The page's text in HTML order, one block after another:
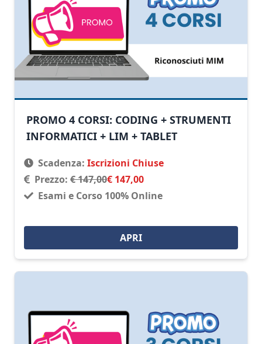
PROMO 4 CORSI: CODING + STRUMENTI
INFORMATICI + LIM + TABLET
Scadenza: Iscrizioni Chiuse
Prezzo: € 147,00€ 147,00
Esami e Corso 100% Online
APRI